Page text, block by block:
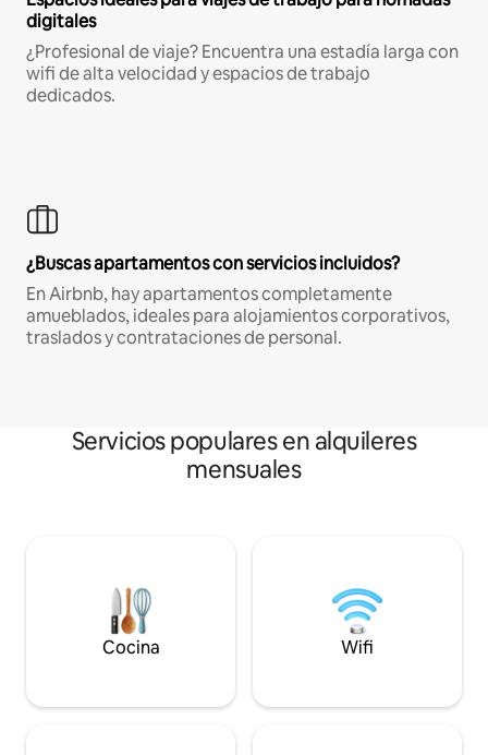
digitales
¿Profesional de viaje? Encuentra una estadía larga con
wifi de alta velocidad y espacios de trabajo
dedicados.
¿Buscas apartamentos con servicios incluidos?
En Airbnb, hay apartamentos completamente
amueblados, ideales para alojamientos corporativos,
traslados y contrataciones de personal.
Servicios populares en alquileres
mensuales
Cocina Wifi